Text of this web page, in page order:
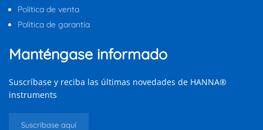
Política de venta
Política de garantía
Manténgase informado
Suscríbase y reciba las últimas novedades de HANNA®
instruments
Suscríbase aquí